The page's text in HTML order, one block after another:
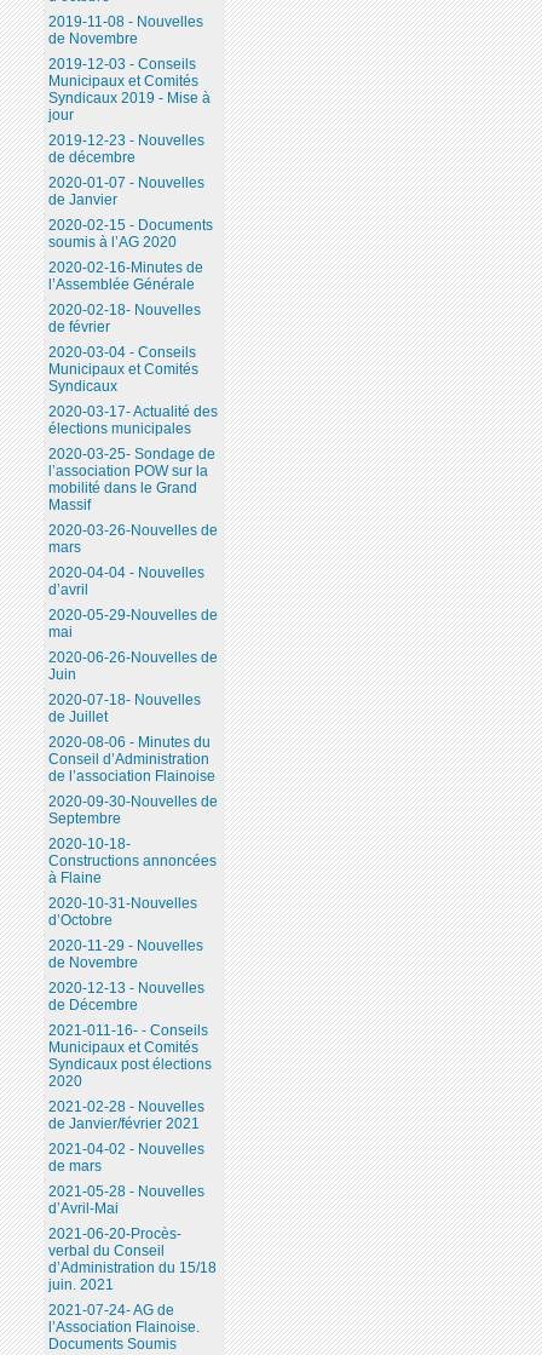
2019-11-08 - Nouvelles
de Novembre
2019-12-03 - Conseils
Municipaux et Comités
Syndicaux 2019 - Mise à
jour
2019-12-23 - Nouvelles
de décembre
2020-01-07 - Nouvelles
de Janvier
2020-02-15 - Documents
soumis à l’AG 2020
2020-02-16-Minutes de
l’Assemblée Générale
2020-02-18- Nouvelles
de février
2020-03-04 - Conseils
Municipaux et Comités
Syndicaux
2020-03-17- Actualité des
élections municipales
2020-03-25- Sondage de
l’association POW sur la
mobilité dans le Grand
Massif
2020-03-26-Nouvelles de
mars
2020-04-04 - Nouvelles
d’avril
2020-05-29-Nouvelles de
mai
2020-06-26-Nouvelles de
Juin
2020-07-18- Nouvelles
de Juillet
2020-08-06 - Minutes du
Conseil d’Administration
de l’association Flainoise
2020-09-30-Nouvelles de
Septembre
2020-10-18-
Constructions annoncées
à Flaine
2020-10-31-Nouvelles
d’Octobre
2020-11-29 - Nouvelles
de Novembre
2020-12-13 - Nouvelles
de Décembre
2021-011-16- - Conseils
Municipaux et Comités
Syndicaux post élections
2020
2021-02-28 - Nouvelles
de Janvier/février 2021
2021-04-02 - Nouvelles
de mars
2021-05-28 - Nouvelles
d’Avril-Mai
2021-06-20-Procès-
verbal du Conseil
d’Administration du 15/18
juin. 2021
2021-07-24- AG de
l’Association Flainoise.
Documents Soumis